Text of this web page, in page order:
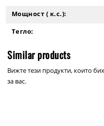
Мощност ( к.с.):
Тегло:
Similar products
Вижте тези продукти, които
за вас.